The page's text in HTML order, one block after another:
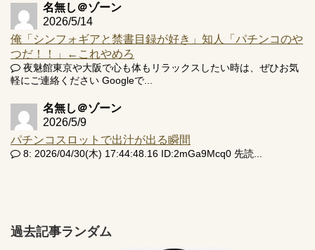
名無し＠ゾーン
2026/5/14
俺「シンフォギアと禁書目録が好き」知人「パチンコのや
つだ！！」←これやめろ
夜魅館東京や大阪で心も体もリラックスしたい時は、ぜひお気
軽にご連絡ください Googleで...
名無し＠ゾーン
2026/5/9
パチンコスロットで出汁が出る瞬間
8: 2026/04/30(木) 17:44:48.16 ID:2mGa9Mcq0 先読...
過去記事ランダム